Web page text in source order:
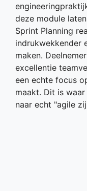
deze module
Sprint Planning
indrukwekkender
maken.
excellentie
een echte focus
maakt. Dit is
naar echt "agile